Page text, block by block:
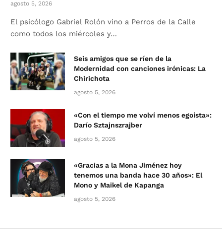
agosto 5, 2026
El psicólogo Gabriel Rolón vino a Perros de la Calle
como todos los miércoles y…
Seis amigos que se ríen de la
Modernidad con canciones irónicas: La
Chirichota
agosto 5, 2026
«Con el tiempo me volví menos egoísta»:
Darío Sztajnszrajber
agosto 5, 2026
«Gracias a la Mona Jiménez hoy
tenemos una banda hace 30 años»: El
Mono y Maikel de Kapanga
agosto 5, 2026